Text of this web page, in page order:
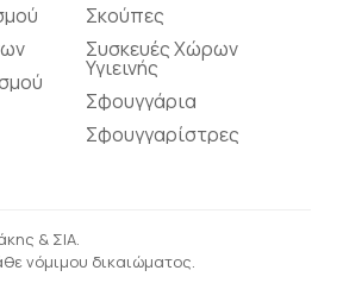
Σκούπες
Συσκευές Χώρων
Υγιεινής
Σφουγγάρια
Σφουγγαρίστρες
& ΣΙΑ.
νόμιμου δικαιώματος.